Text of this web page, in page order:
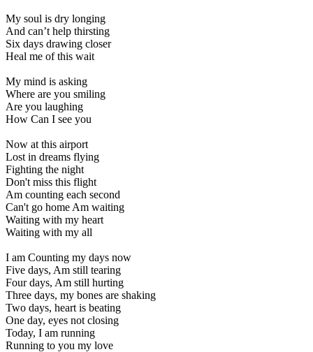
My soul is dry longing
And can’t help thirsting
Six days drawing closer
Heal me of this wait
My mind is asking
Where are you smiling
Are you laughing
How Can I see you
Now at this airport
Lost in dreams flying
Fighting the night
Don't miss this flight
Am counting each second
Can't go home Am waiting
Waiting with my heart
Waiting with my all
I am Counting my days now
Five days, Am still tearing
Four days, Am still hurting
Three days, my bones are shaking
Two days, heart is beating
One day, eyes not closing
Today, I am running
Running to you my love